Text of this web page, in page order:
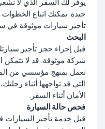
جيدة. يمكنك اتباع
تأجير سيارات موثوقة في
البحث
قبل إجراء حجز تأجير
شركة موثوقة. قد لا تتمكن
تعمل بمنهج مؤسسي من
التي قد تواجهها أثناء
الأمان أثناء السفر.
فحص حالة السيارة
قبل خدمة تأجير